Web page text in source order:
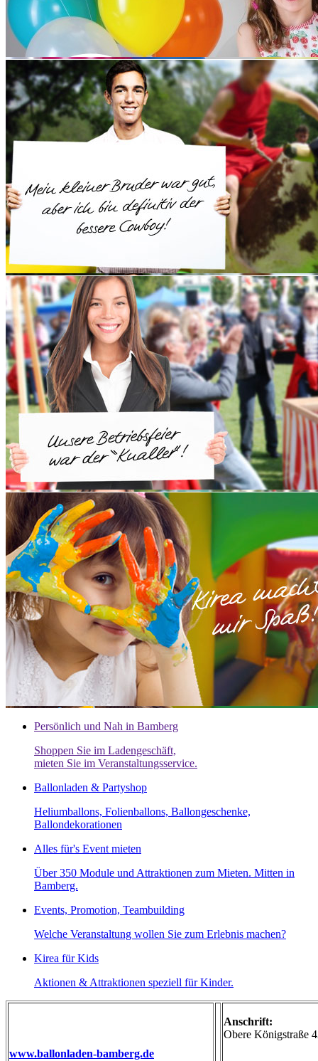
Persönlich und Nah in Bamberg
Shoppen Sie im Ladengeschäft,
mieten Sie im Veranstaltungsservice.
Ballonladen & Partyshop
Heliumballons, Folienballons, Ballongeschenke,
Ballondekorationen
Alles für's Event mieten
Über 350 Module und Attraktionen zum Mieten. Mitten in
Bamberg.
Events, Promotion, Teambuilding
Welche Veranstaltung wollen Sie zum Erlebnis machen?
Kirea für Kids
Aktionen & Attraktionen speziell für Kinder.
www.ballonladen-bamberg.de
Anschrift:
Obere Königstraße